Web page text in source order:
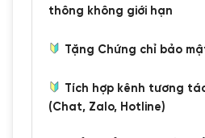
thông không giới hạn
Tặng Chứng chỉ bảo
Tích hợp kênh tương
(Chat, Zalo, Hotline)